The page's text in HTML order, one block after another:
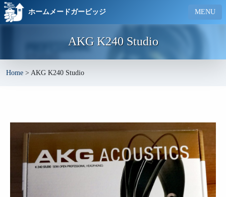
ホームメードガービッジ MENU
AKG K240 Studio
Home > AKG K240 Studio